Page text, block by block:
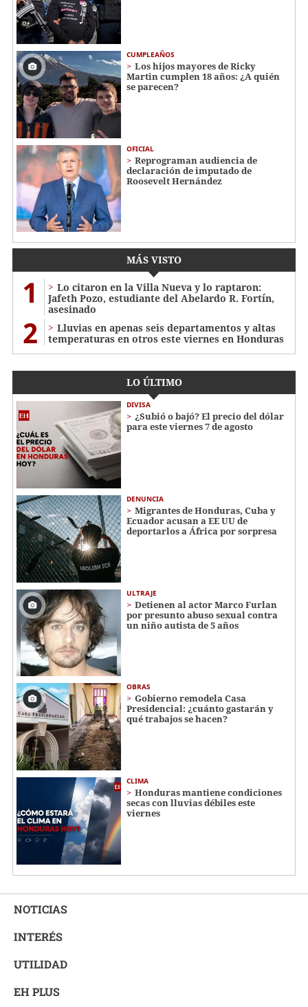
CUMPLEAÑOS
Los hijos mayores de Ricky
Martin cumplen 18 años: ¿A quién
se parecen?
OFICIAL
Reprograman audiencia de
declaración de imputado de
Roosevelt Hernández
MÁS VISTO
1
Lo citaron en la Villa Nueva y lo raptaron:
Jafeth Pozo, estudiante del Abelardo R. Fortín,
asesinado
2
Lluvias en apenas seis departamentos y altas
temperaturas en otros este viernes en Honduras
LO ÚLTIMO
DIVISA
¿Subió o bajó? El precio del dólar
para este viernes 7 de agosto
DENUNCIA
Migrantes de Honduras, Cuba y
Ecuador acusan a EE UU de
deportarlos a África por sorpresa
ULTRAJE
Detienen al actor Marco Furlan
por presunto abuso sexual contra
un niño autista de 5 años
OBRAS
Gobierno remodela Casa
Presidencial: ¿cuánto gastarán y
qué trabajos se hacen?
CLIMA
Honduras mantiene condiciones
secas con lluvias débiles este
viernes
NOTICIAS
INTERÉS
UTILIDAD
EH PLUS